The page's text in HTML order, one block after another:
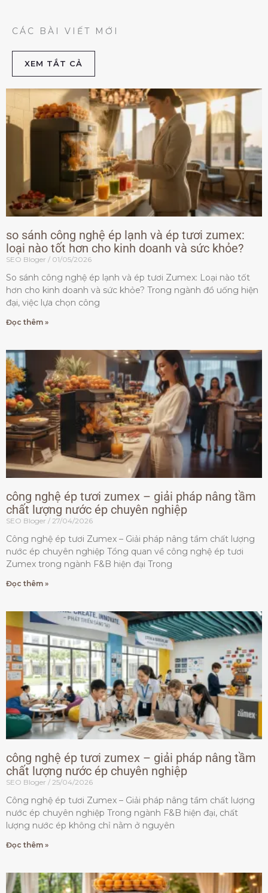
CÁC BÀI VIẾT MỚI
XEM TẮT CẢ
so sánh công nghệ ép lạnh và ép tươi zumex:
loại nào tốt hơn cho kinh doanh và sức khỏe?
SEO Bloger 01/05/2026
So sánh công nghệ ép lạnh và ép tươi Zumex: Loại nào tốt
hơn cho kinh doanh và sức khỏe? Trong ngành đồ uống hiện
đại, việc lựa chọn công
Đọc thêm »
công nghệ ép tươi zumex – giải pháp nâng tầm
chất lượng nước ép chuyên nghiệp
SEO Bloger 27/04/2026
Công nghệ ép tươi Zumex – Giải pháp nâng tầm chất lượng
nước ép chuyên nghiệp Tổng quan về công nghệ ép tươi
Zumex trong ngành F&B hiện đại Trong
Đọc thêm »
công nghệ ép tươi zumex – giải pháp nâng tầm
chất lượng nước ép chuyên nghiệp
SEO Bloger 25/04/2026
Công nghệ ép tươi Zumex – Giải pháp nâng tầm chất lượng
nước ép chuyên nghiệp Trong ngành F&B hiện đại, chất
lượng nước ép không chỉ nằm ở nguyên
Đọc thêm »